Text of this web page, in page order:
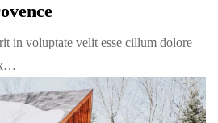
in voluptate velit esse cillum dolore